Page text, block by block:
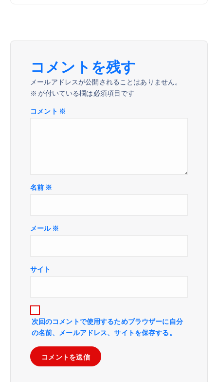
ビ
コメントを残す
メールアドレスが公開されることはありません。
※ が付いている欄は必須項目です
コメント ※
名前 ※
メール ※
サイト
次回のコメントで使用するためブラウザーに自分
の名前、メールアドレス、サイトを保存する。